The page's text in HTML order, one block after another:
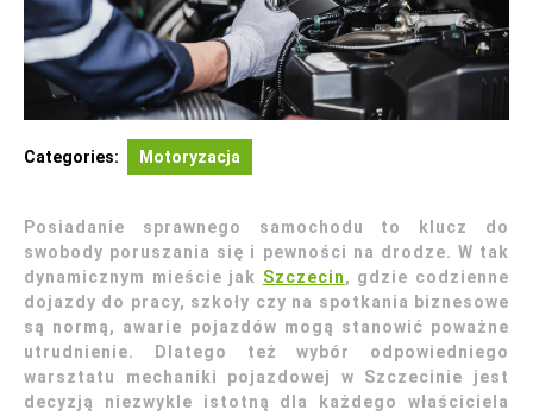
Categories: Motoryzacja
Posiadanie sprawnego samochodu to klucz do
swobody poruszania się i pewności na drodze. W tak
dynamicznym mieście jak Szczecin, gdzie codzienne
dojazdy do pracy, szkoły czy na spotkania biznesowe
są normą, awarie pojazdów mogą stanowić poważne
utrudnienie. Dlatego też wybór odpowiedniego
warsztatu mechaniki pojazdowej w Szczecinie jest
decyzją niezwykle istotną dla każdego właściciela